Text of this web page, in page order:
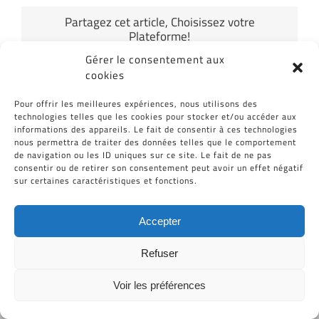
Gérer le consentement aux
cookies
Pour offrir les meilleures expériences, nous utilisons des
technologies telles que les cookies pour stocker et/ou accéder aux
informations des appareils. Le fait de consentir à ces technologies
nous permettra de traiter des données telles que le comportement
de navigation ou les ID uniques sur ce site. Le fait de ne pas
consentir ou de retirer son consentement peut avoir un effet négatif
sur certaines caractéristiques et fonctions.
Accepter
Refuser
Voir les préférences
Partagez cet article, Choisissez votre
Plateforme!
Facebook
TwitterRedditLinkedInWhatsApp
TumblrPinterest
Tous Droits Réservés © Cid-Plastiques 2020 - 2026 |
Création de site : Grafibox.fr